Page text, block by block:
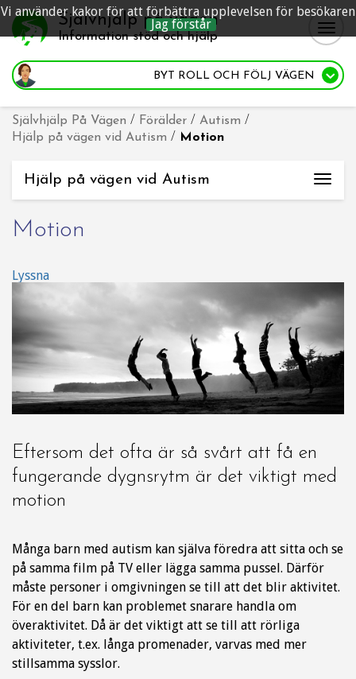
Vi använder kakor för att förbättra upplevelsen för besökaren
Jag förstår
Självhjälp på vägen
Information stöd och hjälp
BYT ROLL OCH FÖLJ VÄGEN
Självhjälp På Vägen / Förälder / Autism /
Hjälp på vägen vid Autism / Motion
Hjälp på vägen vid Autism
Motion
Lyssna
Eftersom det ofta är så svårt att få en
fungerande dygnsrytm är det viktigt med
motion
Många barn med autism kan själva föredra att sitta och se
på samma film på TV eller lägga samma pussel. Därför
måste personer i omgivningen se till att det blir aktivitet.
För en del barn kan problemet snarare handla om
överaktivitet. Då är det viktigt att se till att rörliga
aktiviteter, t.ex. långa promenader, varvas med mer
stillsamma sysslor.